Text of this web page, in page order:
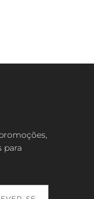
para